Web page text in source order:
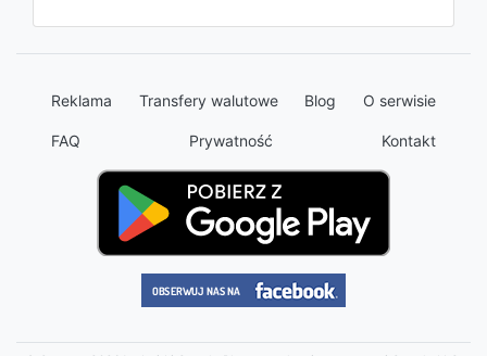
Reklama Transfery walutowe Blog O serwisie
FAQ Prywatność Kontakt